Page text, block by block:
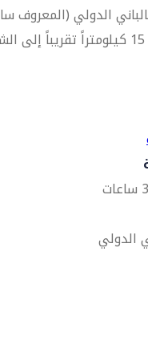
الدولي (المعروف
الدولي) على بعد 15 كيلومتراً
الدولي